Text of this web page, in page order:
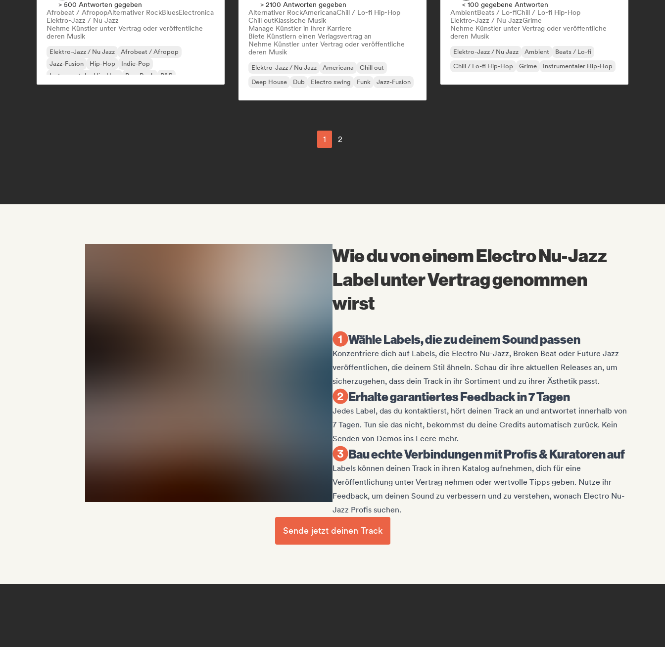
> 500 Antworten gegeben
Afrobeat / AfropopAlternativer RockBluesElectronica
Elektro-Jazz / Nu Jazz
Nehme Künstler unter Vertrag oder veröffentliche
deren Musik
Elektro-Jazz / Nu Jazz
Afrobeat / Afropop
Jazz-Fusion
Hip-Hop
Indie-Pop
Instrumentaler Hip-Hop
Pop-Rock R&B
> 2100 Antworten gegeben
Alternativer RockAmericanaChill / Lo-fi Hip-Hop
Chill outKlassische Musik
Manage Künstler in ihrer Karriere
Biete Künstlern einen Verlagsvertrag an
Nehme Künstler unter Vertrag oder veröffentliche
deren Musik
Elektro-Jazz / Nu Jazz Americana
Chill out
Deep House
Dub Electro swing Funk Jazz-Fusion
< 100 gegebene Antworten
AmbientBeats / Lo-fiChill / Lo-fi Hip-Hop
Elektro-Jazz / Nu JazzGrime
Nehme Künstler unter Vertrag oder veröffentliche
deren Musik
Elektro-Jazz / Nu Jazz Ambient
Beats / Lo-fi
Chill / Lo-fi Hip-Hop
Grime Instrumentaler Hip-Hop
1 2
Wie du von einem Electro Nu-Jazz
Label unter Vertrag genommen
wirst
Wähle Labels, die zu deinem Sound passen
Konzentriere dich auf Labels, die Electro Nu-Jazz, Broken Beat oder Future Jazz
veröffentlichen, die deinem Stil ähneln. Schau dir ihre aktuellen Releases an, um
sicherzugehen, dass dein Track in ihr Sortiment und zu ihrer Ästhetik passt.
Erhalte garantiertes Feedback in 7 Tagen
Jedes Label, das du kontaktierst, hört deinen Track an und antwortet innerhalb von
7 Tagen. Tun sie das nicht, bekommst du deine Credits automatisch zurück. Kein
Senden von Demos ins Leere mehr.
Bau echte Verbindungen mit Profis & Kuratoren auf
Labels können deinen Track in ihren Katalog aufnehmen, dich für eine
Veröffentlichung unter Vertrag nehmen oder wertvolle Tipps geben. Nutze ihr
Feedback, um deinen Sound zu verbessern und zu verstehen, wonach Electro Nu-
Jazz Profis suchen.
Sende jetzt deinen Track